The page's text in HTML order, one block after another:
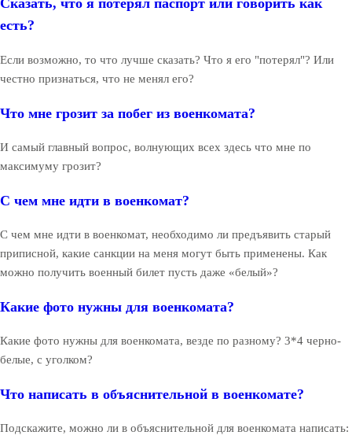
Сказать, что я потерял паспорт или говорить как
есть?
Если возможно, то что лучше сказать? Что я его "потерял"? Или
честно признаться, что не менял его?
Что мне грозит за побег из военкомата?
И самый главный вопрос, волнующих всех здесь что мне по
максимуму грозит?
С чем мне идти в военкомат?
С чем мне идти в военкомат, необходимо ли предъявить старый
приписной, какие санкции на меня могут быть применены. Как
можно получить военный билет пусть даже «белый»?
Какие фото нужны для военкомата?
Какие фото нужны для военкомата, везде по разному? 3*4 черно-
белые, с уголком?
Что написать в объяснительной в военкомате?
Подскажите, можно ли в объяснительной для военкомата написать: